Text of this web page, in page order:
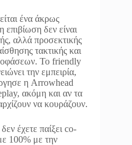
ένα άκρως
επιβίωση δεν είναι
αλλά προσεκτικής
τακτικής και
Το friendly
την εμπειρία,
η Arrowhead
ακόμη και αν τα
να κουράζουν.
έχετε παίξει co-
100% με την